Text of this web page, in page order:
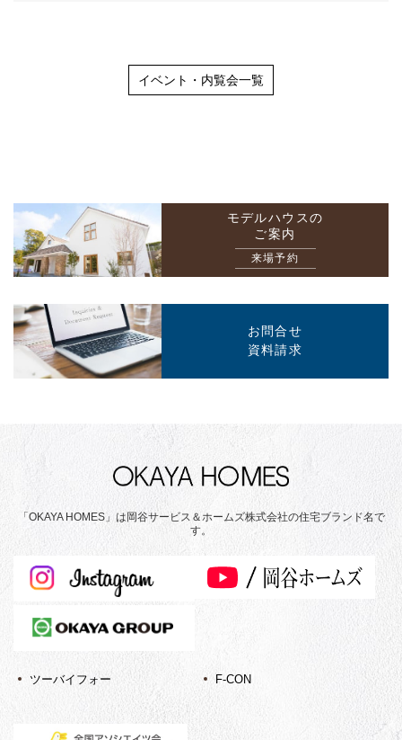
イベント・内覧会一覧
モデルハウスの
ご案内
来場予約
お問合せ
資料請求
「OKAYA HOMES」は岡谷サービス＆ホームズ株式会社の住宅ブランド名で
す。
ツーバイフォー F-CON